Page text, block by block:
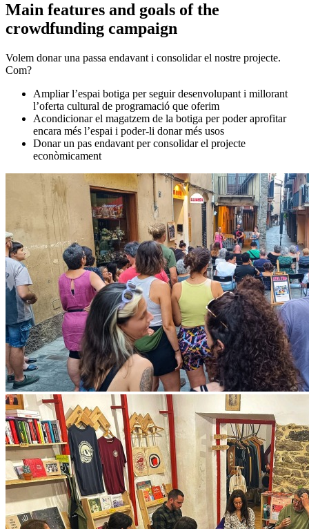
Main features and goals of the
crowdfunding campaign
Volem donar una passa endavant i consolidar el nostre projecte.
Com?
Ampliar l’espai botiga per seguir desenvolupant i millorant
l’oferta cultural de programació que oferim
Acondicionar el magatzem de la botiga per poder aprofitar
encara més l’espai i poder-li donar més usos
Donar un pas endavant per consolidar el projecte
econòmicament